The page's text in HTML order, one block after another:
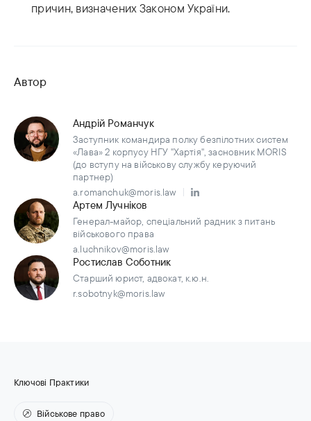
причин, визначених Законом України.
Автор
Андрій Романчук
Заступник командира полку безпілотних систем
«Лава» 2 корпусу НГУ "Хартія", засновник MORIS
(до вступу на військову службу керуючий
партнер)
a.romanchuk@moris.law
Артем Лучніков
Генерал-майор, спеціальний радник з питань
військового права
a.luchnikov@moris.law
Ростислав Соботник
Старший юрист, адвокат, к.ю.н.
r.sobotnyk@moris.law
Ключові Практики
Військове право